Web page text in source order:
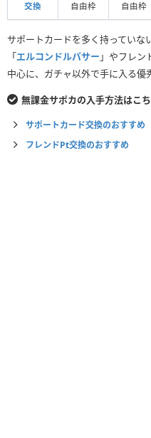
交換 自由枠 自由枠
サポートカードを多く持っていな
「エルコンドルパサー 」やフレン
中心に、ガチャ以外で手に入る優
無課金サポカの入手方法はこ
サポートカード交換のおすすめ
フレンドPt交換のおすすめ